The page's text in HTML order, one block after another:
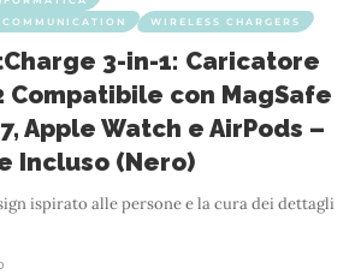
WIRELESS CHARGERS
3-in-1: Caricatore
Compatibile con MagSafe
Apple Watch e AirPods –
Incluso (Nero)
ispirato alle persone e la cura dei dettagli